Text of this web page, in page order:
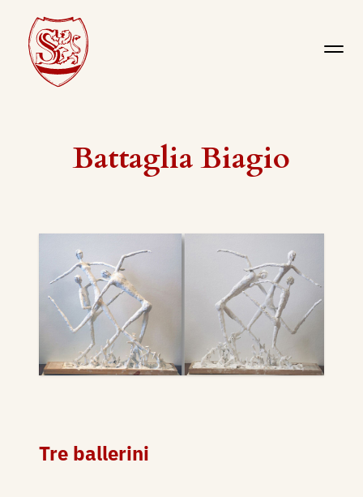
Battaglia Biagio
Tre ballerini